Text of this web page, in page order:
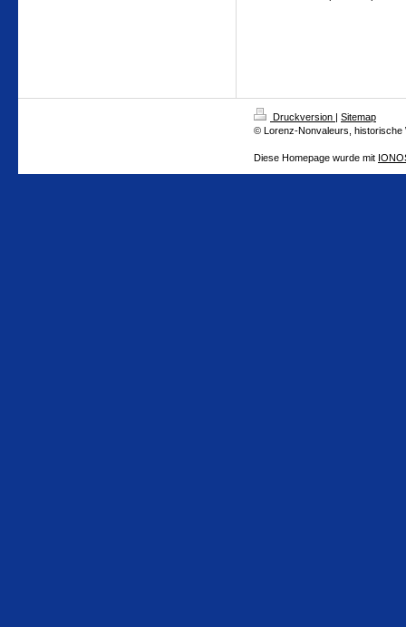
Druckversion | Sitemap
© Lorenz-Nonvaleurs, historische
Diese Homepage wurde mit